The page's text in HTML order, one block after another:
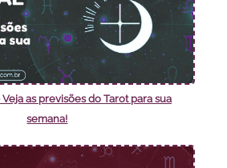
as previsões do Tarot para sua
semana!